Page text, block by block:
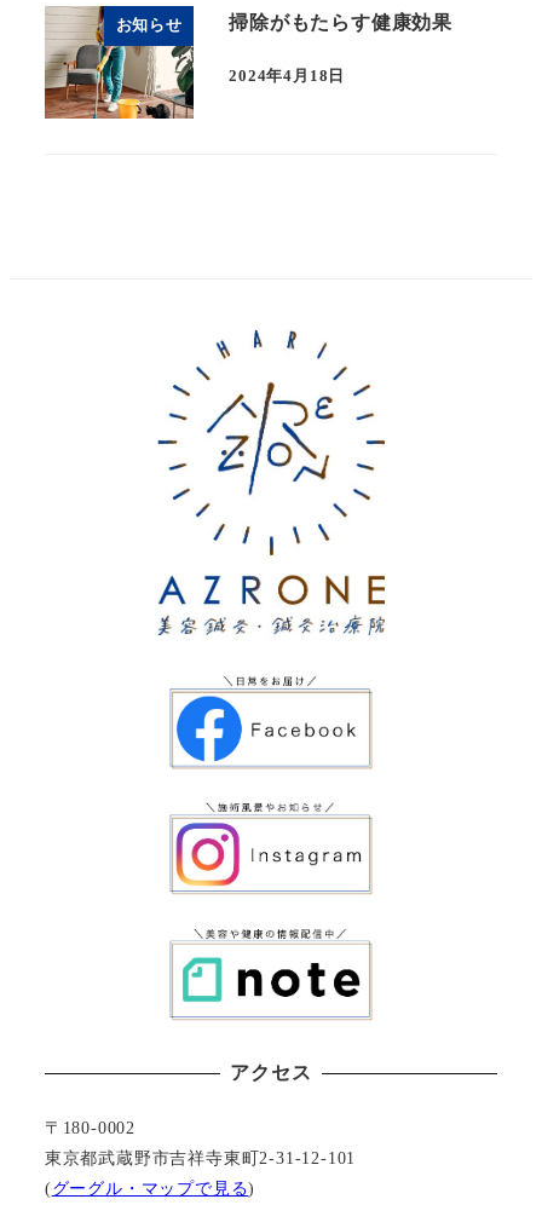
お知らせ 掃除がもたらす健康効果
2024年4月18日
アクセス
〒180-0002
東京都武蔵野市吉祥寺東町2-31-12-101
(グーグル・マップで見る)